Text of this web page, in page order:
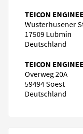
TEICON
Wusterhusener
17509 Lubmin
Deutschland
TEICON
Overweg 20A
59494 Soest
Deutschland